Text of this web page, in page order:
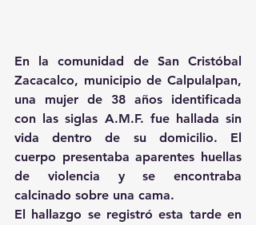
En la comunidad de San Cristóbal
Zacacalco, municipio de Calpulalpan,
una mujer de 38 años identificada
con las siglas A.M.F. fue hallada sin
vida dentro de su domicilio. El
cuerpo presentaba aparentes huellas
de violencia y se encontraba
calcinado sobre una cama.
El hallazgo se registró esta tarde en